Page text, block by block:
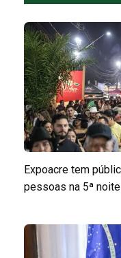
Expoacre tem
pessoas na 5ª